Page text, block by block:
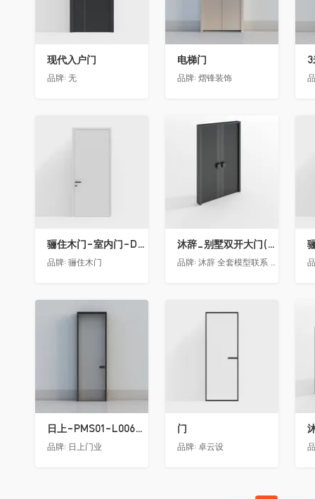
现代入户门
品牌: 无
电梯门
品牌: 熠锋装饰
骊住木门-室内门-DAA静音门-YY漆白色-方形把手
品牌: 骊住木门
沐辞_别墅双开大门(中型)(漏光加厚度)
品牌: 沐辞 全套模型联系 Vx:Muci0003
收藏
日上-PMS01-L006-金属窄边玻璃门
品牌: 日上门业
收藏
门
品牌: 卓云设